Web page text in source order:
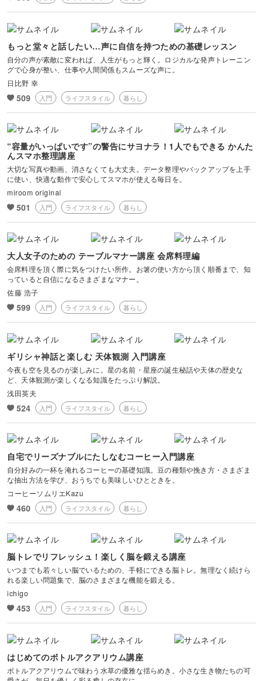
もっと堂々と話したい…声に自信を持つための基礎レッスン
自分の声が素敵に変われば、人生がもっと輝く。ロジカルな発声トレーニン
グで心身が整い、仕事や人間関係もスムーズな声に。
日比野 幸
509 入門 ライフスタイル 暮らし
“容量がいっぱいです”の警告にサヨナラ！1人でもできる かんた
んスマホ整理講座
大切な写真や動画、消さなくても大丈夫。データ整理やバックアップを上手
に使い、快適な動作で安心してスマホが使える毎日を。
miroom original
501 入門 ライフスタイル 暮らし
大人女子のための テーブルマナー講座 会席料理編
会席料理を頂く際に気をつけたい所作。お箸の使い方から頂く順番まで、知
っていると自信になるさまざまなマナー。
佐藤 浩子
599 入門 ライフスタイル 暮らし
ギリシャ神話と楽しむ 天体観測 入門講座
今夜も空を見るのが楽しみに。星の名前・星座の誕生秘話や天体の歴史な
ど、天体観測が楽しくなる知識をたっぷり解説。
浅田英夫
524 入門 ライフスタイル 暮らし
自宅でリーズナブルにたしなむコーヒー入門講座
自分好みの一杯を淹れるコーヒーの基礎知識。豆の種類や挽き方・さまざま
な抽出方法を学び、おうちでも美味しいひとときを。
コーヒーソムリエKazu
460 入門 ライフスタイル 暮らし
脳トレでリフレッシュ！楽しく脳を鍛える講座
いつまでも若々しい脳でいるための、手軽にできる脳トレ。無理なく続けら
れる楽しい問題集で、脳のさまざまな機能を鍛える。
ichigo
453 入門 ライフスタイル 暮らし
はじめてのボトルアクアリウム講座
ボトルアクアリウムで味わう水草の優雅な揺らめき。小さな生き物たちの可